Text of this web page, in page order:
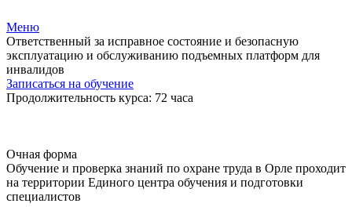
Меню
Ответственный за исправное состояние и безопасную
эксплуатацию и обслуживанию подъемных платформ для
инвалидов
Записаться на обучение
Продолжительность курса: 72 часа
Очная форма
Обучение и проверка знаний по охране труда в Орле проходит
на территории Единого центра обучения и подготовки
специалистов